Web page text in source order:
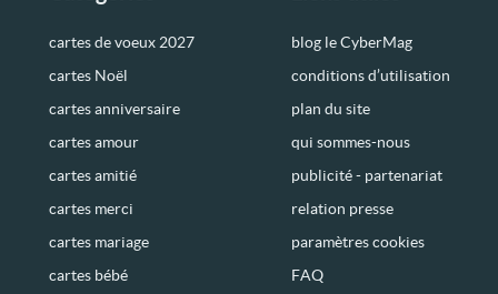
cartes de voeux 2027
cartes Noël
cartes anniversaire
cartes amour
cartes amitié
cartes merci
cartes mariage
cartes bébé
blog le CyberMag
conditions d’utilisation
plan du site
qui sommes-nous
publicité - partenariat
relation presse
paramètres cookies
FAQ